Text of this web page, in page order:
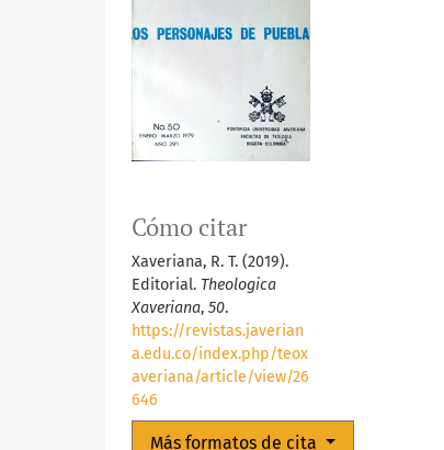
Cómo citar
Xaveriana, R. T. (2019).
Editorial. Theologica
Xaveriana, 50.
https://revistas.javerian
a.edu.co/index.php/teox
averiana/article/view/26
646
Más formatos de cita